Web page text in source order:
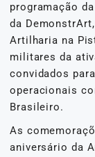
programação
da
Artilharia na
militares da
convidados
operacionais
Brasileiro.
As
aniversário da